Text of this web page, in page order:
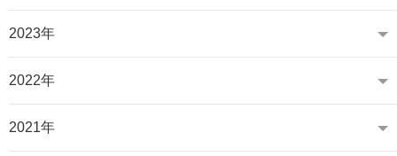
2023年
2022年
2021年